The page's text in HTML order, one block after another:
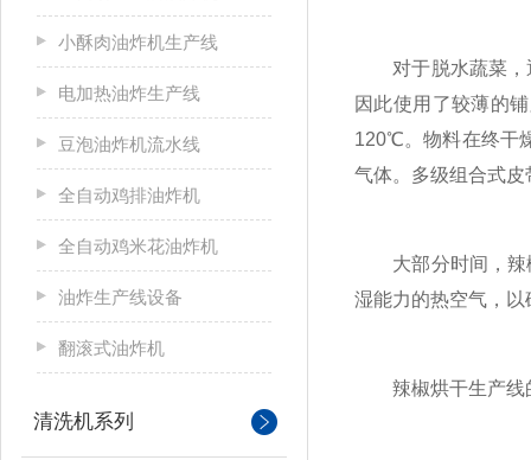
小酥肉油炸机生产线
电加热油炸生产线
豆泡油炸机流水线
全自动鸡排油炸机
全自动鸡米花油炸机
油炸生产线设备
翻滚式油炸机
清洗机系列
对于脱水蔬菜，通
因此使用了较薄的
120℃。物料在终干
气体。多级组合式
大部分时间，辣椒
湿能力的热空气，
辣椒烘干生产线